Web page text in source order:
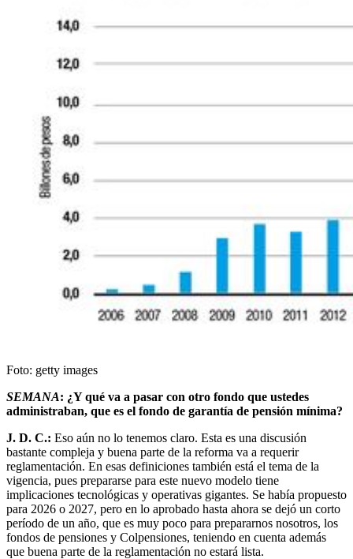
Foto: getty images
SEMANA: ¿Y qué va a pasar con otro fondo que ustedes
administraban, que es el fondo de garantía de pensión mínima?
J. D. C.: Eso aún no lo tenemos claro. Esta es una discusión
bastante compleja y buena parte de la reforma va a requerir
reglamentación. En esas definiciones también está el tema de la
vigencia, pues prepararse para este nuevo modelo tiene
implicaciones tecnológicas y operativas gigantes. Se había propuesto
para 2026 o 2027, pero en lo aprobado hasta ahora se dejó un corto
período de un año, que es muy poco para prepararnos nosotros, los
fondos de pensiones y Colpensiones, teniendo en cuenta además
que buena parte de la reglamentación no estará lista.